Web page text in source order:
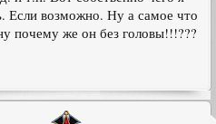
Если возможно. Ну а самое что
почему же он без головы!!!???